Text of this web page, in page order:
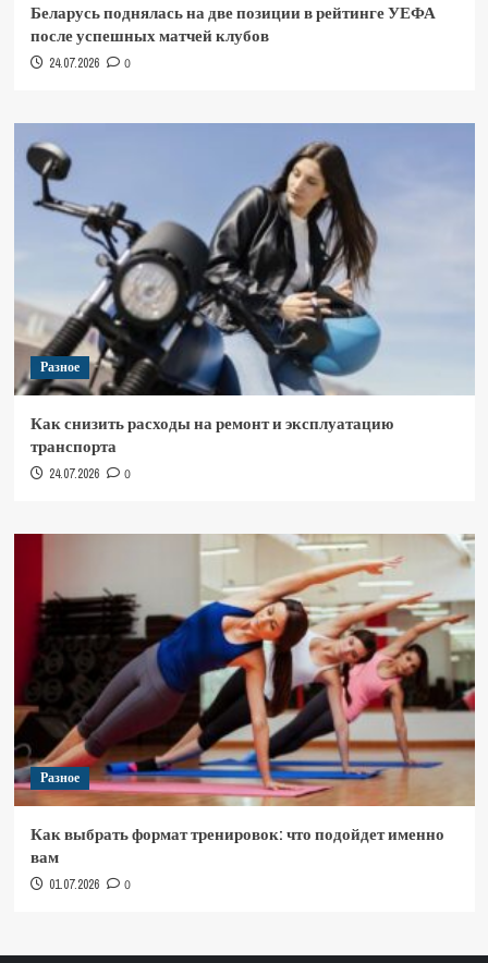
Беларусь поднялась на две позиции в рейтинге УЕФА
после успешных матчей клубов
24.07.2026 0
Разное
Как снизить расходы на ремонт и эксплуатацию
транспорта
24.07.2026 0
Разное
Как выбрать формат тренировок: что подойдет именно
вам
01.07.2026 0